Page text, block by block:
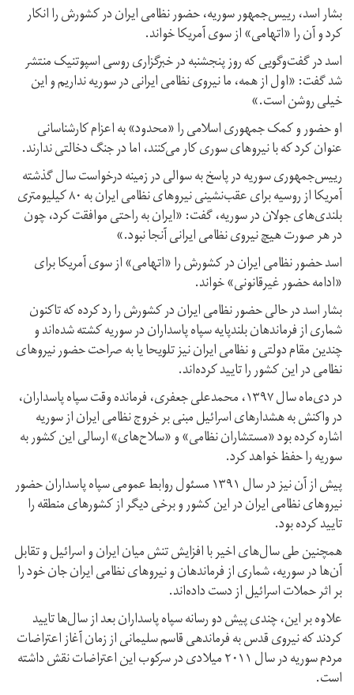
بشار اسد، رییس‌جمهور سوریه،‌ حضور نظامی ایران در کشورش را انکار
کرد و آن را «اتهامی» از سوی آمریکا خواند.
اسد در گفت‌وگویی که روز پنجشنبه در خبرگزاری روسی اسپوتنیک منتشر
شد گفت: «اول از همه،‌ ما نیروی نظامی ایرانی در سوریه نداریم و این
خیلی روشن است.»
او حضور و کمک جمهوری اسلامی را «محدود» به اعزام کارشناسانی
عنوان کرد که با نیروهای سوری کار می‌کنند،‌ اما در جنگ دخالتی ندارند.
رییس‌جمهوری سوریه در پاسخ به سوالی در زمینه درخواست سال گذشته
آمریکا از روسیه برای عقب‌نشینی نیروهای نظامی ایران به ۸۰ کیلیومتری
بلندی‌های جولان در سوریه، گفت: «ایران به راحتی موافقت کرد،‌ چون
در هر صورت هیچ نیروی نظامی ایرانی آنجا نبود.»
اسد حضور نظامی ایران در کشورش را «اتهامی» از سوی آمریکا برای
«ادامه حضور غیرقانونی» خواند.
بشار اسد در حالی حضور نظامی ایران در کشورش را رد کرده که تاکنون
شماری از فرماندهان بلندپایه سپاه پاسداران در سوریه کشته شده‌اند و
چندین مقام‌ دولتی و نظامی ایران نیز تلویحا یا به صراحت حضور نیروهای
نظامی در این کشور را تایید کرده‌اند.
در دی‌ماه سال ۱۳۹۷، محمدعلی جعفری،‌ فرمانده وقت سپاه پاسداران،‌
در واکنش به هشدارهای اسرائیل مبنی بر خروج نظامی ایران از سوریه
اشاره کرده بود «مستشاران نظامی» و «سلاح‌های» ارسالی این کشور به
سوریه را حفظ خواهد کرد.
پیش از آن نیز در سال ۱۳۹۱ مسئول روابط عمومی سپاه پاسداران حضور
نیروهای نظامی ایران در این کشور و برخی دیگر از کشورهای منطقه را
تایید کرده بود.
همچنین طی سال‌های اخیر با افزایش تنش میان ایران و اسرائیل و تقابل
آن‌ها در سوریه،‌ شماری از فرماندهان و نیروهای نظامی ایران جان خود را
بر اثر حملات اسرائیل از دست داده‌اند.
علاوه بر این، چندی پیش دو رسانه سپاه پاسداران بعد از سال‌ها تایید
کردند که نیروی قدس به فرماندهی قاسم سلیمانی از زمان آغاز اعتراضات
مردم سوریه در سال ۲۰۱۱ میلادی در سرکوب این اعتراضات نقش داشته
است.